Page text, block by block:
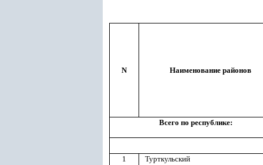
N Наименование районов
Всего по республике:
1 Турткульский